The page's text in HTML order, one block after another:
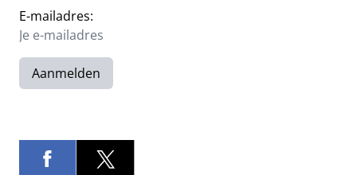
E-mailadres:
Aanmelden